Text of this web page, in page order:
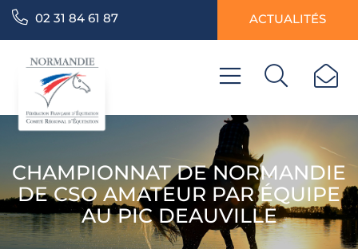
02 31 84 61 87 ACTUALITÉS
CHAMPIONNAT DE NORMANDIE
DE CSO AMATEUR PAR ÉQUIPE
AU PIC DEAUVILLE